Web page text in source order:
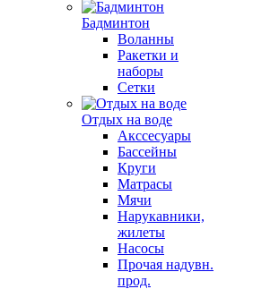
Бадминтон
Воланны
Ракетки и
наборы
Сетки
Отдых на воде
Акссесуары
Бассейны
Круги
Матрасы
Мячи
Нарукавники,
жилеты
Насосы
Прочая надувн.
прод.